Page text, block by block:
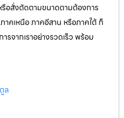
รือสั่งตัดตามขนาดตามต้องการ
คเหนือ ภาคอีสาน หรือภาคใต้ ก็
รจากเราอย่างรวดเร็ว พร้อม
ล